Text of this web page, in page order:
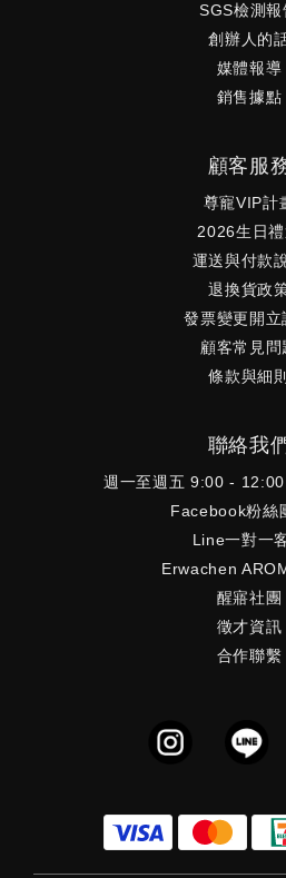
SGS檢測報
創辦人的
媒體報導
銷售據點
顧客服
尊寵VIP計
2026生日禮
運送與付款
退換貨政
發票變更開立
顧客常見問
條款與細則
聯絡我
週一至週五 9:00 -
Facebook粉絲
Line一對一
Erwachen
醒寤社團
徵才資訊
合作聯繫